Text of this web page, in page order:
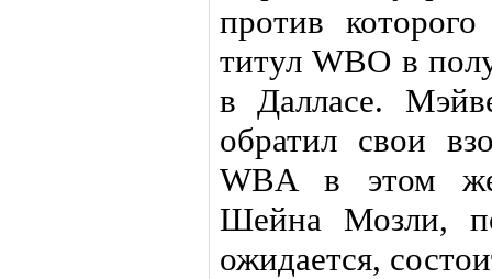
против
титул WBO в
в Далласе.
обратил свои
WBA в этом же
Шейна Мозли,
ожидается,